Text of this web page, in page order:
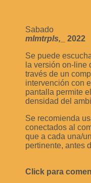
Sabado
mlmtrpls,
2022
Se puede
la versión on-line
través de un
intervención con
pantalla permite
densidad del
Se recomienda
conectados al
que a cada una/
pertinente, antes
Click para